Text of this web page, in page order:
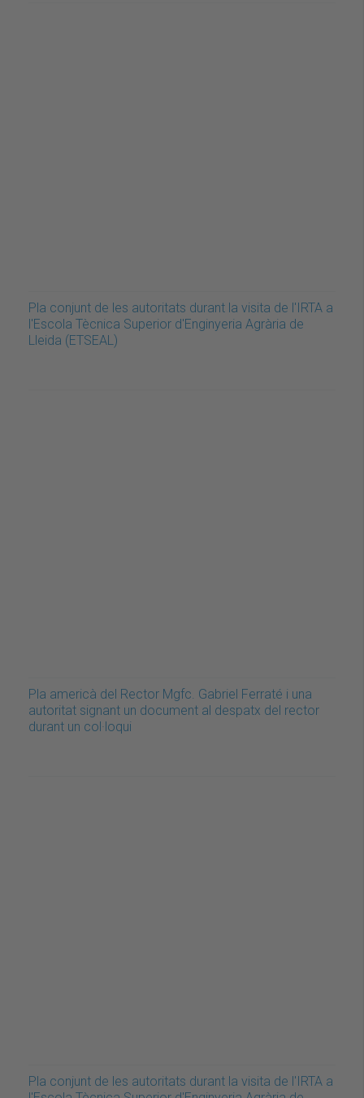
Pla conjunt de les autoritats durant la visita de l'IRTA a
l'Escola Tècnica Superior d'Enginyeria Agrària de
Lleida (ETSEAL)
Pla americà del Rector Mgfc. Gabriel Ferraté i una
autoritat signant un document al despatx del rector
durant un col·loqui
Pla conjunt de les autoritats durant la visita de l'IRTA a